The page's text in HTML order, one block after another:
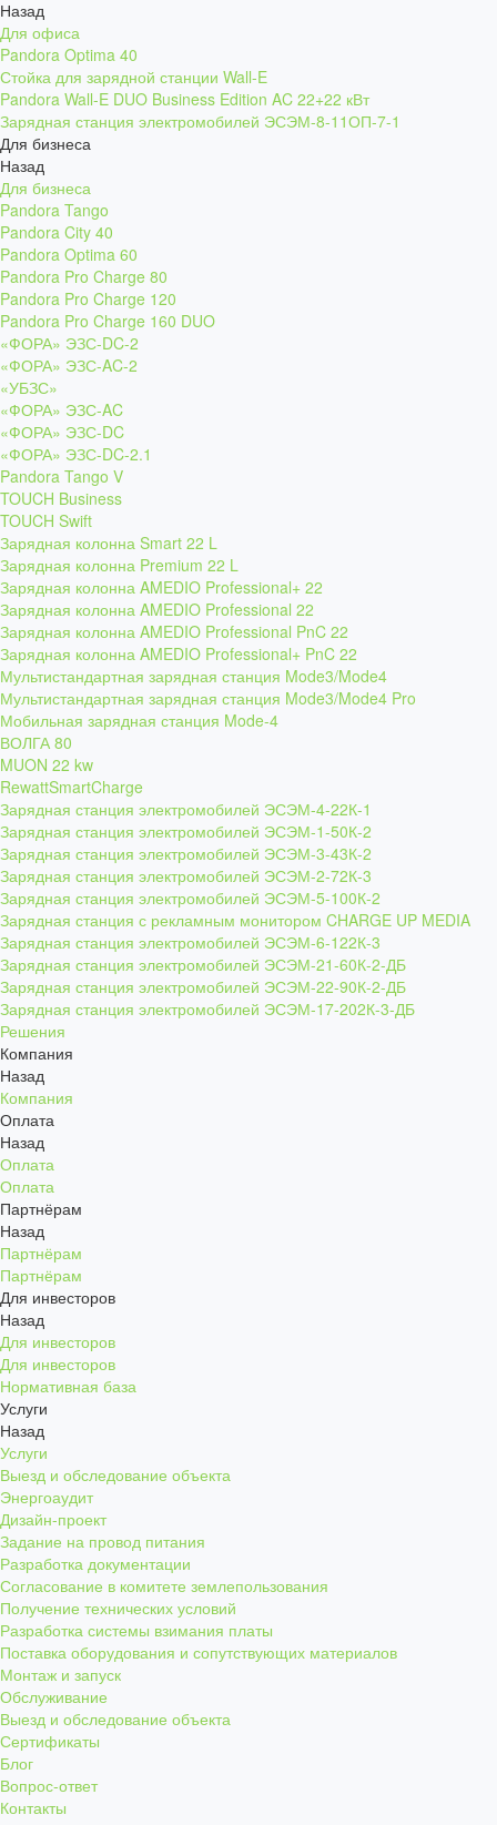
Назад
Для офиса
Pandora Optima 40
Стойка для зарядной станции Wall-E
Pandora Wall-E DUO Business Edition AC 22+22 кВт
Зарядная станция электромобилей ЭСЭМ-8-11ОП-7-1
Для бизнеса
Назад
Для бизнеса
Pandora Tango
Pandora City 40
Pandora Optima 60
Pandora Pro Charge 80
Pandora Pro Charge 120
Pandora Pro Charge 160 DUO
«ФОРА» ЭЗС-DC-2
«ФОРА» ЭЗС-AC-2
«УБЗС»
«ФОРА» ЭЗС-AC
«ФОРА» ЭЗС-DC
«ФОРА» ЭЗС-DC-2.1
Pandora Tango V
TOUCH Business
TOUCH Swift
Зарядная колонна Smart 22 L
Зарядная колонна Premium 22 L
Зарядная колонна AMEDIO Professional+ 22
Зарядная колонна AMEDIO Professional 22
Зарядная колонна AMEDIO Professional PnC 22
Зарядная колонна AMEDIO Professional+ PnC 22
Мультистандартная зарядная станция Mode3/Mode4
Мультистандартная зарядная станция Mode3/Mode4 Pro
Мобильная зарядная станция Mode-4
ВОЛГА 80
MUON 22 kw
RewattSmartCharge
Зарядная станция электромобилей ЭСЭМ-4-22К-1
Зарядная станция электромобилей ЭСЭМ-1-50К-2
Зарядная станция электромобилей ЭСЭМ-3-43К-2
Зарядная станция электромобилей ЭСЭМ-2-72К-3
Зарядная станция электромобилей ЭСЭМ-5-100К-2
Зарядная станция с рекламным монитором CHARGE UP MEDIA
Зарядная станция электромобилей ЭСЭМ-6-122К-3
Зарядная станция электромобилей ЭСЭМ-21-60К-2-ДБ
Зарядная станция электромобилей ЭСЭМ-22-90К-2-ДБ
Зарядная станция электромобилей ЭСЭМ-17-202К-3-ДБ
Решения
Компания
Назад
Компания
Оплата
Назад
Оплата
Оплата
Партнёрам
Назад
Партнёрам
Партнёрам
Для инвесторов
Назад
Для инвесторов
Для инвесторов
Нормативная база
Услуги
Назад
Услуги
Выезд и обследование объекта
Энергоаудит
Дизайн-проект
Задание на провод питания
Разработка документации
Согласование в комитете землепользования
Получение технических условий
Разработка системы взимания платы
Поставка оборудования и сопутствующих материалов
Монтаж и запуск
Обслуживание
Выезд и обследование объекта
Сертификаты
Блог
Вопрос-ответ
Контакты